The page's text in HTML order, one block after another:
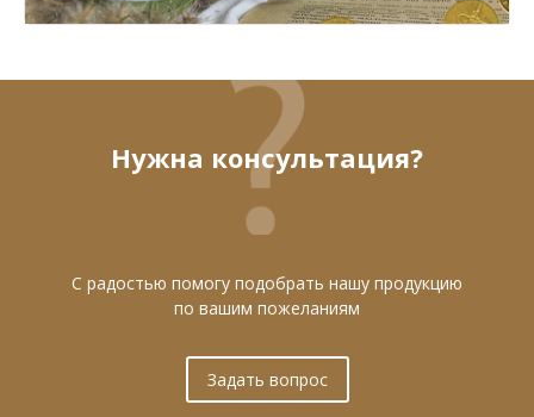
Нужна консультация?
С радостью помогу подобрать нашу продукцию
по вашим пожеланиям
Задать вопрос